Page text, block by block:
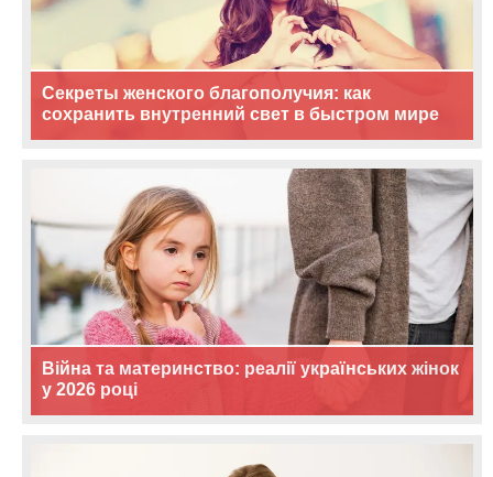
Секреты женского благополучия: как
сохранить внутренний свет в быстром мире
Війна та материнство: реалії українських жінок
у 2026 році